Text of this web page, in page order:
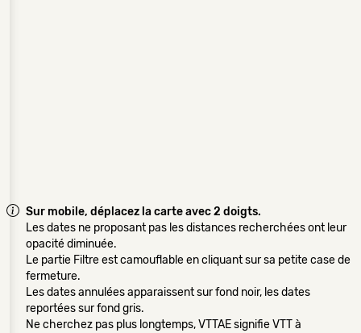
Sur mobile, déplacez la carte avec 2 doigts.
Les dates ne proposant pas les distances recherchées ont leur
opacité diminuée.
Le partie Filtre est camouflable en cliquant sur sa petite case de
fermeture.
Les dates annulées apparaissent sur fond noir, les dates
reportées sur fond gris.
Ne cherchez pas plus longtemps, VTTAE signifie VTT à